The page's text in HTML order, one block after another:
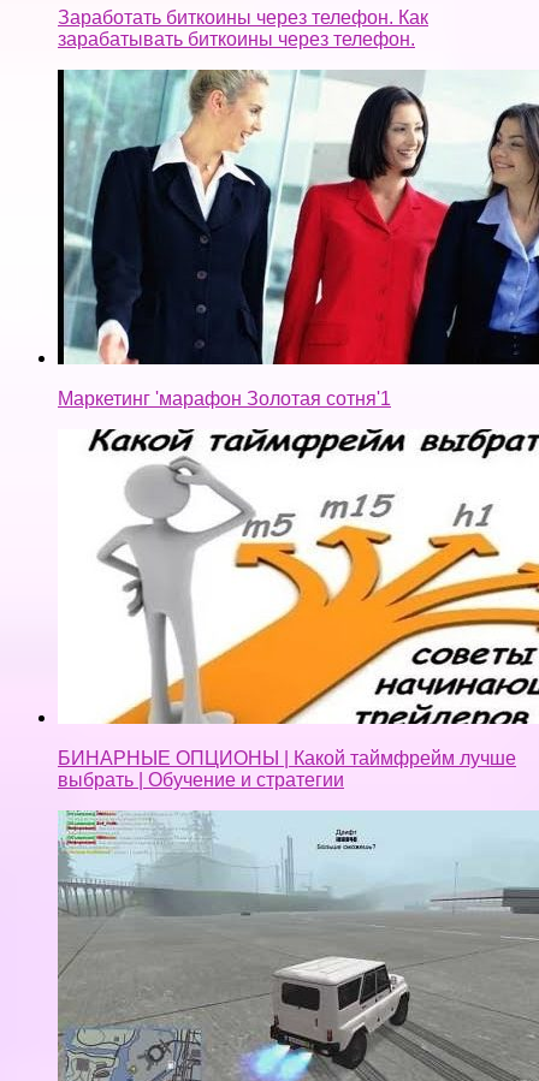
Заработать биткоины через телефон. Как
зарабатывать биткоины через телефон.
Маркетинг 'марафон Золотая сотня'1
БИНАРНЫЕ ОПЦИОНЫ | Какой таймфрейм лучше
выбрать | Обучение и стратегии